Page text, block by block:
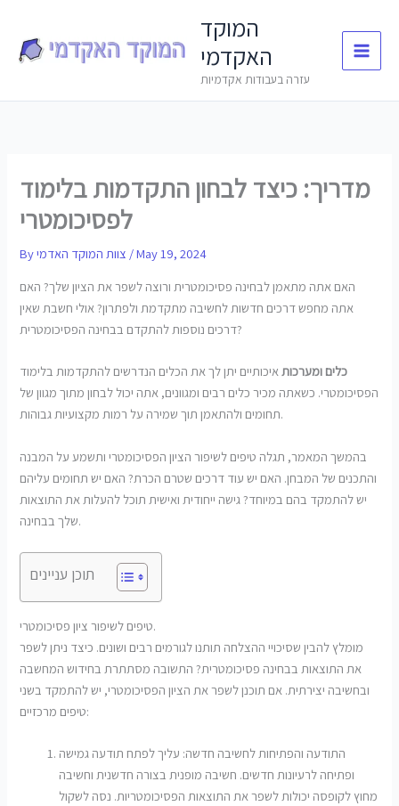
content
המוקד
האקדמי
עזרה בעבודות אקדמיות
מדריך: כיצד לבחון התקדמות בלימוד
לפסיכומטרי
By /May 19, 2024
האם אתה מתאמן לבחינה פסיכומטרית ורוצה לשפר את הציון שלך? האם
אתה מחפש דרכים חדשות לחשיבה מתקדמת ולפתרון? אולי חשבת שאין
דרכים נוספות להתקדם בבחינה הפסיכומטרית?
כלים ומערכותאיכותיים יתן לך את הכלים הנדרשים להתקדמות בלימוד
הפסיכומטרי. כשאתה מכיר כלים רבים ומגוונים, אתה יכול לבחון מתוך מגוון של
תחומים ולהתאמן תוך שמירה על רמות מקצועיות גבוהות.
בהמשך המאמר, תגלה טיפים לשיפור הציון הפסיכומטרי ותשמע על המבנה
והתכנים של המבחן. האם יש עוד דרכים שטרם הכרת? האם יש תחומים עליהם
יש להתמקד בהם במיוחד? גישה ייחודית ואישית תוכל להעלות את התוצאות
שלך בבחינה.
תוכן עניינים
טיפים לשיפור ציון פסיכומטרי.
מומלץ להבין שסיכויי ההצלחה תותנו לגורמים רבים ושונים. כיצד ניתן לשפר
את התוצאות בבחינה פסיכומטרית? התשובה מסתתרת בחידוש המחשבה
ובחשיבה יצירתית. אם תוכנן לשפר את הציון הפסיכומטרי, יש להתמקד בשני
טיפים מרכזיים:
התודעה והפתיחות לחשיבה חדשה: עליך לפתח תודעה גמישה
ופתיחה לרעיונות חדשים. חשיבה מופנית בצורה חדשנית וחשיבה
מחוץ לקופסה יכולות לשפר את התוצאות הפסיכומטריות. נסה לשקול